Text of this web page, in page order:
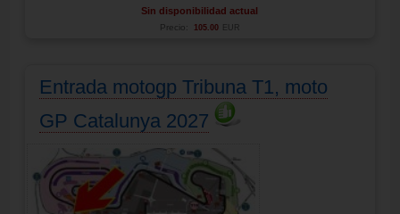
Sin disponibilidad actual
Precio: 105.00 EUR
Entrada motogp Tribuna T1, moto
GP Catalunya 2027